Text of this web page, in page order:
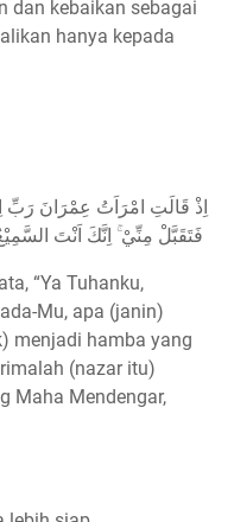
dan kebaikan sebagai
hanya kepada
اِذْ قَالَتِ امْرَاَتُ عِمْرَانَ رَبِّ
“Ya Tuhanku,
Mu, apa (janin)
menjadi hamba yang
(nazar itu)
Maha Mendengar,